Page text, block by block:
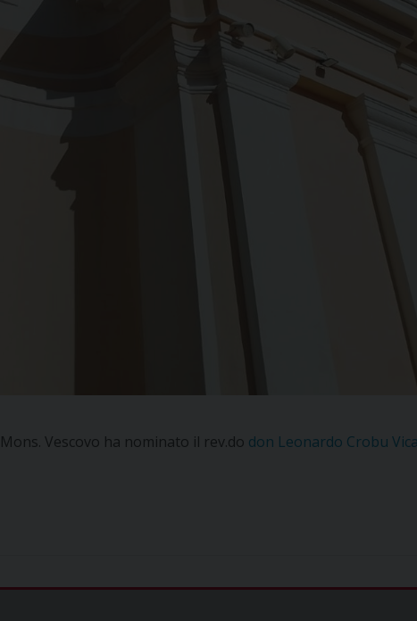
Vescovo ha nominato il rev.do don Leonardo Crobu